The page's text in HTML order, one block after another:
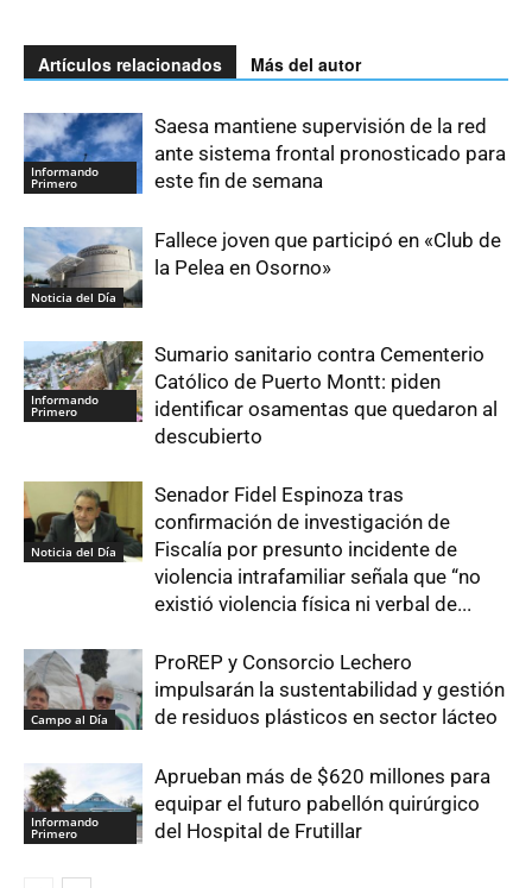
Artículos relacionados Más del autor
Informando
Primero
Saesa mantiene supervisión de la red
ante sistema frontal pronosticado para
este fin de semana
Noticia del Día
Fallece joven que participó en «Club de
la Pelea en Osorno»
Informando
Primero
Sumario sanitario contra Cementerio
Católico de Puerto Montt: piden
identificar osamentas que quedaron al
descubierto
Noticia del Día
Senador Fidel Espinoza tras
confirmación de investigación de
Fiscalía por presunto incidente de
violencia intrafamiliar señala que “no
existió violencia física ni verbal de...
Campo al Día
ProREP y Consorcio Lechero
impulsarán la sustentabilidad y gestión
de residuos plásticos en sector lácteo
Informando
Primero
Aprueban más de $620 millones para
equipar el futuro pabellón quirúrgico
del Hospital de Frutillar